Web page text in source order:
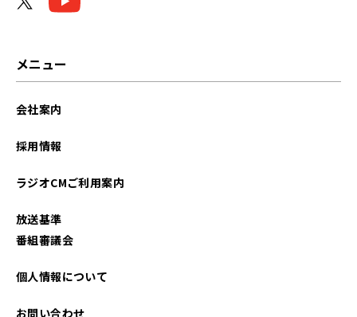
2025年08月
メニュー
会社案内
採用情報
ラジオCMご利用案内
放送基準
番組審議会
個人情報について
お問い合わせ